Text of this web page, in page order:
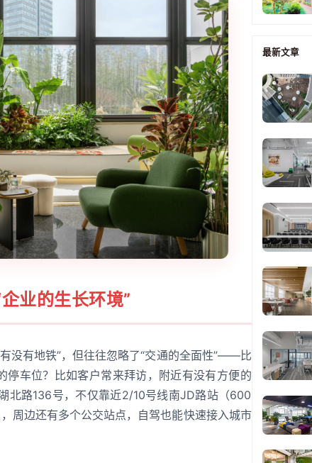
业的生长环境”
没有地铁”，但往往忽略了“交通的全面性”——比
停车位？比如客户常来拜访，附近有没有方便的
北路136号，不仅靠近2/10号线南JD路站（600
周边还有多个公交站点，自驾也能快速接入城市
最新文章